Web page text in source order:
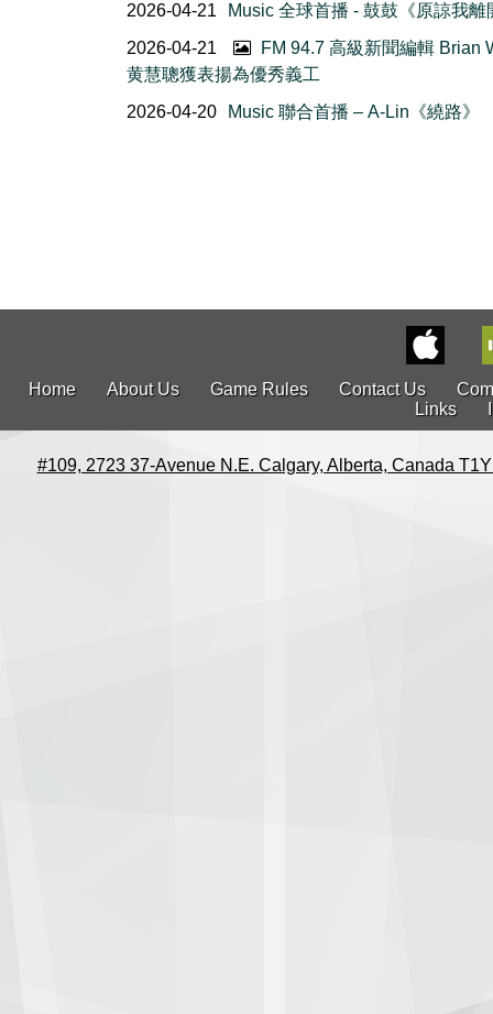
2026-04-21
Music 全球首播 - 鼓鼓《原諒我離
2026-04-21
FM 94.7 高級新聞編輯 Brian
黄慧聰獲表揚為優秀義工
2026-04-20
Music 聯合首播 – A-Lin《繞路》
Home About Us Game Rules Contact Us
Links
#109, 2723 37-Avenue N.E. Calgary, Alberta, Canada